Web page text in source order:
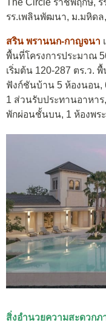
The Circle ราชพฤกษ์, ร
รร.เพลินพัฒนา, ม.มหิดล,
สริน พรานนก-กาญจนา
พื้นที่โครงการประมาณ
เริ่มต้น 120-287 ตร.ว.
ฟังก์ชันบ้าน 5 ห้องนอน,
1 ส่วนรับประทานอาหาร
พักผ่อนชั้นบน, 1 ห้องพร
สิ่งอำนวยความสะดวกภ